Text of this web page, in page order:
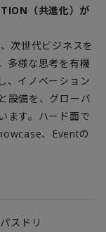
（共進化）が
次世代ビジネスを
多様な思考を有機
、イノベーション
設備を、グローバ
ます。ハード面で
、Eventの
スドリ